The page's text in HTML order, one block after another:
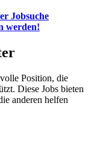
Jobsuche
werden!
Position, die
Diese Jobs bieten
anderen helfen